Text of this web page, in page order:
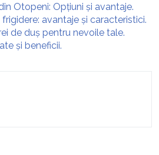
Otopeni: Opțiuni și avantaje.
avantaje și caracteristici.
de duș pentru nevoile tale.
și beneficii.